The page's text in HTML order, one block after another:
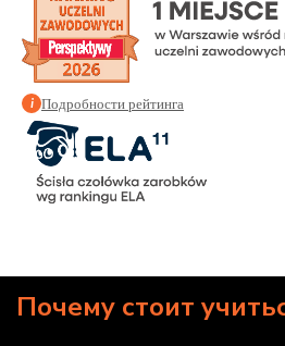
i Подробности рейтинга
Почему стоит